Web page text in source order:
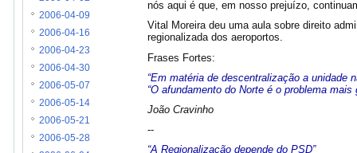
nós aqui é que, em nosso prejuízo,
Vital Moreira deu uma aula sobre direito
regionalizada dos aeroportos.
Frases Fortes:
“Em matéria de descentralização a unidade
“O afundamento do Norte é o problema
João Cravinho
--
“A Regionalização depende do PSD”
2006-04-09
2006-04-16
2006-04-23
2006-04-30
2006-05-07
2006-05-14
2006-05-21
2006-05-28